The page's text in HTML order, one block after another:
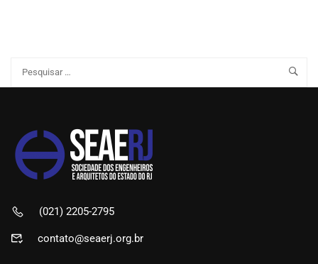
(021) 2205-2795
contato@seaerj.org.br